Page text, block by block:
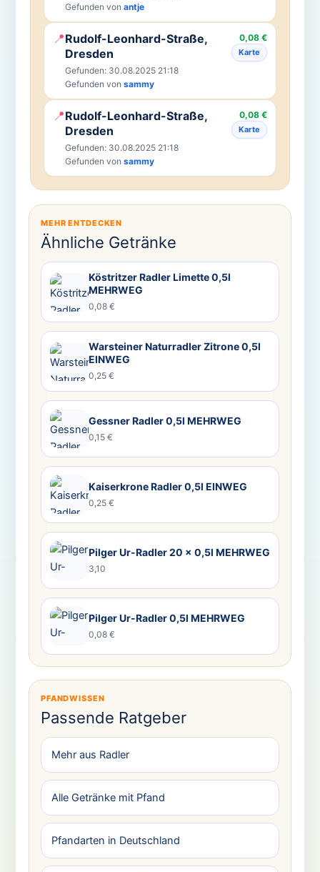
Gefunden von antje
📍Rudolf-Leonhard-Straße,
Dresden
Gefunden: 30.08.2025 21:18
Gefunden von sammy
0,08 €
Karte
📍Rudolf-Leonhard-Straße,
Dresden
Gefunden: 30.08.2025 21:18
Gefunden von sammy
0,08 €
Karte
MEHR ENTDECKEN
Ähnliche Getränke
Köstritzer Radler Limette 0,5l
MEHRWEG
0,08 €
Warsteiner Naturradler Zitrone 0,5l
EINWEG
0,25 €
Gessner Radler 0,5l MEHRWEG
0,15 €
Kaiserkrone Radler 0,5l EINWEG
0,25 €
Pilger Ur-Radler 20 x 0,5l MEHRWEG
3,10
Pilger Ur-Radler 0,5l MEHRWEG
0,08 €
PFANDWISSEN
Passende Ratgeber
Mehr aus Radler
Alle Getränke mit Pfand
Pfandarten in Deutschland